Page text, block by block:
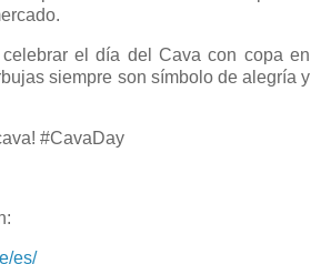
el día del Cava con copa en
siempre son símbolo de alegría y
#CavaDay
es/